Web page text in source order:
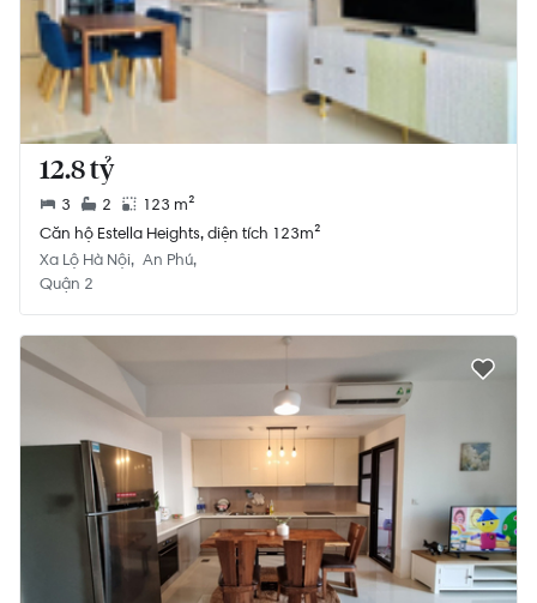
12.8 tỷ
3 2
123 m²
Căn hộ Estella Heights, diện tích 123m²
Xa Lộ Hà Nội An Phú
Quận 2